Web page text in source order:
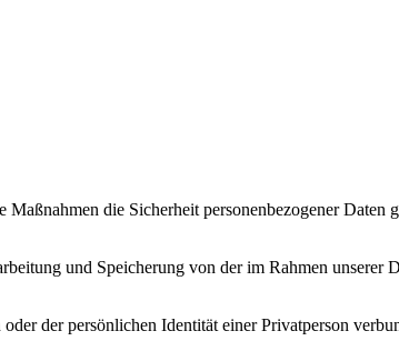
die Sicherheit personenbezogener
und Speicherung von der im Rahmen unserer
der persönlichen Identität einer Privatperson